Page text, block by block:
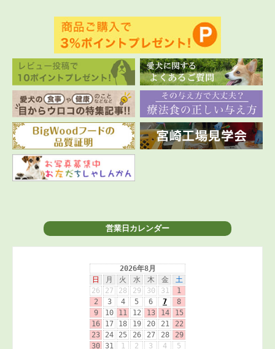
営業日カレンダー